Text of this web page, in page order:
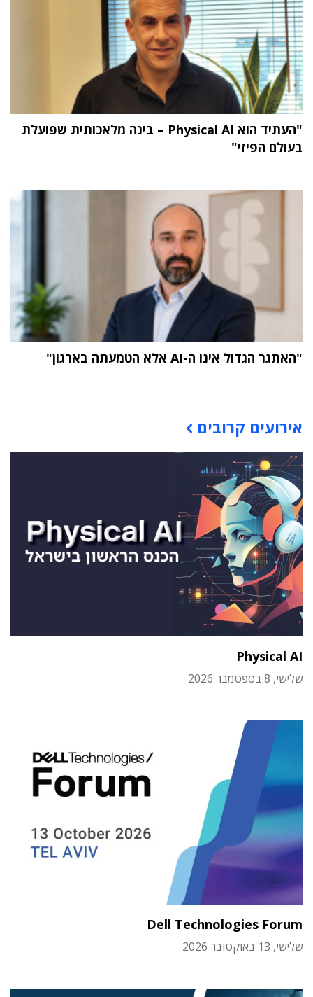
"העתיד הוא Physical AI – בינה מלאכותית שפועלת
בעולם הפיזי"
"האתגר הגדול אינו ה-AI אלא הטמעתה בארגון"
אירועים קרובים
Physical AI
שלישי, 8 בספטמבר 2026
Dell Technologies Forum
שלישי, 13 באוקטובר 2026